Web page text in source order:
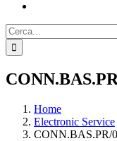
Cerca
per:
Home
Electronic Service
CONN.BAS.PR/